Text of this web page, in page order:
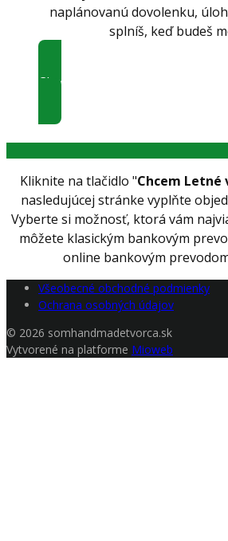
naplánovanú dovolenku,
splníš, keď budeš
Chcem Letné vzdelávanie
Kliknite na tlačidlo "Chcem Letné
nasledujúcej stránke vyplňte
Vyberte si možnosť, ktorá vám
môžete klasickým bankovým
online bankovým
Všeobecné obchodné podmienky
Ochrana osobných údajov
© 2026 somhandmadetvorca.sk
Vytvorené na platforme Mioweb